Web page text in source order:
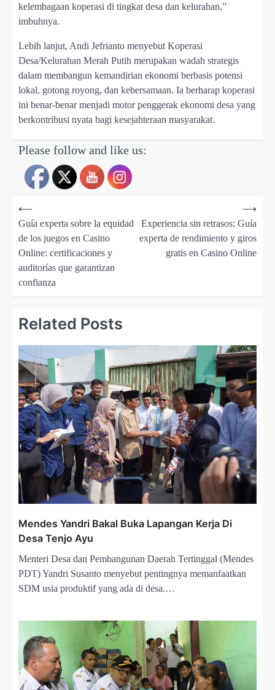
kelembagaan koperasi di tingkat desa dan kelurahan,”
imbuhnya.
Lebih lanjut, Andi Jefrianto menyebut Koperasi
Desa/Kelurahan Merah Putih merupakan wadah strategis
dalam membangun kemandirian ekonomi berbasis potensi
lokal, gotong royong, dan kebersamaan. Ia berharap koperasi
ini benar-benar menjadi motor penggerak ekonomi desa yang
berkontribusi nyata bagi kesejahteraan masyarakat.
Please follow and like us:
i
⟵
Guía experta sobre la equidad
de los juegos en Casino
Online: certificaciones y
auditorías que garantizan
confianza
Experiencia sin retrasos: Guía
experta de rendimiento y giros
gratis en Casino Online
⟶
Related Posts
Mendes Yandri Bakal Buka Lapangan Kerja Di
Desa Tenjo Ayu
Menteri Desa dan Pembangunan Daerah Tertinggal (Mendes
PDT) Yandri Susanto menyebut pentingnya memanfaatkan
SDM usia produktif yang ada di desa.…